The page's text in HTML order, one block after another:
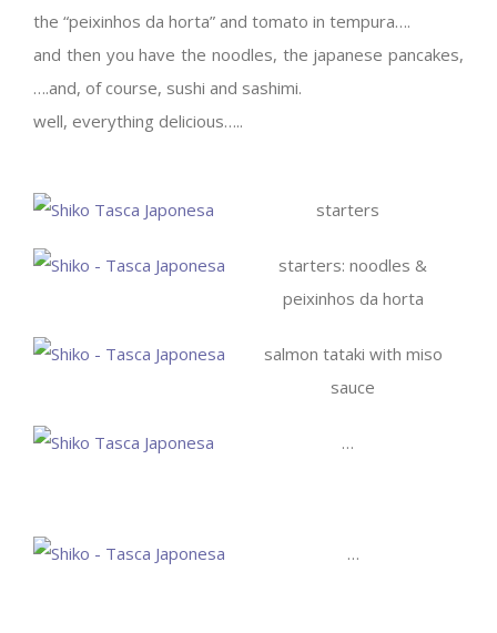
the “peixinhos da horta” and tomato in tempura….
and then you have the noodles, the japanese pancakes,
….and, of course, sushi and sashimi.
well, everything delicious…..
starters
starters: noodles &
peixinhos da horta
salmon tataki with miso
sauce
…
…